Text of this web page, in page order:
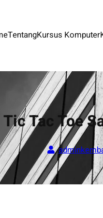
TentangKursus Komputer
Tac Toe